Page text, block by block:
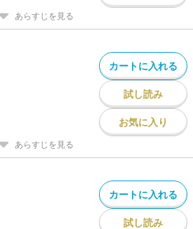
あらすじを見る
カートに入れる
試し読み
お気に入り
あらすじを見る
カートに入れる
試し読み